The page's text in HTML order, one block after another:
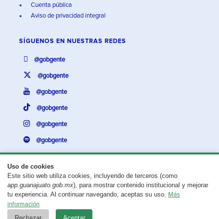
Uso de cookies
Este sitio web utiliza cookies, incluyendo de terceros (como
app.guanajuato.gob.mx), para mostrar contenido institucional y mejorar
tu experiencia. Al continuar navegando, aceptas su uso. Más
información
Cuenta pública
Aviso de privacidad integral
SÍGUENOS EN NUESTRAS REDES
@gobgente
@gobgente
@gobgente
@gobgente
@gobgente
@gobgente
¿Existe algún problema con esta página?Repórtalo aquí.
Aviso legal